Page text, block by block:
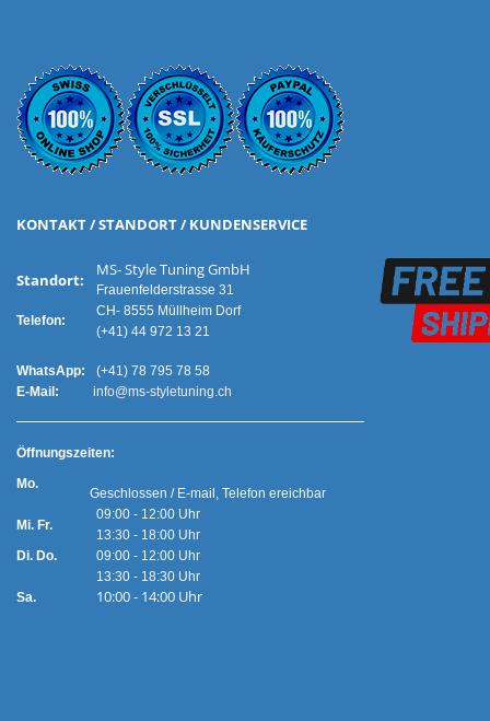
KONTAKT / STANDORT / KUNDENSERVICE
Standort:
Telefon:
MS- Style Tuning GmbH
Frauenfelderstrasse 31
CH- 8555 Müllheim Dorf
(+41) 44 972 13 21
WhatsApp:
(+41) 78 795 78 58
E-Mail:
info@ms-styletuning.ch
Öffnungszeiten:
Mo.
Mi. Fr.
Geschlossen / E-mail, Telefon ereichbar
09:00 - 12:00 Uhr
13:30 - 18:00 Uhr
Di. Do.
Sa.
09:00 - 12:00 Uhr
13:30 - 18:30 Uhr
10:00 - 14:00 Uhr